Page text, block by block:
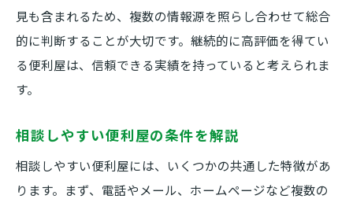
見も含まれるため、複数の情報源を照らし合わせて総合
的に判断することが大切です。継続的に高評価を得てい
る便利屋は、信頼できる実績を持っていると考えられま
す。
相談しやすい便利屋の条件を解説
相談しやすい便利屋には、いくつかの共通した特徴があ
ります。まず、電話やメール、ホームページなど複数の